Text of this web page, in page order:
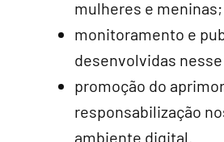
mulheres e meninas;
monitoramento e
desenvolvidas
promoção do
responsabilização
ambiente digital.